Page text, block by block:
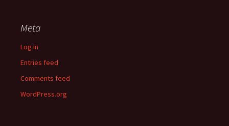
Meta
Log in
Entries feed
Comments feed
WordPress.org